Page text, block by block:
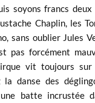
soyons francs deux
Chaplin, les
sans oublier Jules
pas forcément
vit toujours sur
la danse des
batte incrustée